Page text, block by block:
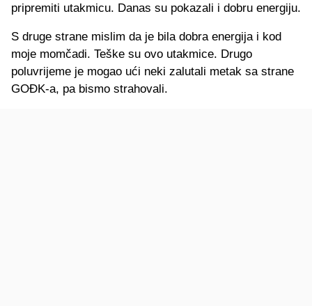
pripremiti utakmicu. Danas su pokazali i dobru energiju.
S druge strane mislim da je bila dobra energija i kod
moje momčadi. Teške su ovo utakmice. Drugo
poluvrijeme je mogao ući neki zalutali metak sa strane
GOĐK-a, pa bismo strahovali.